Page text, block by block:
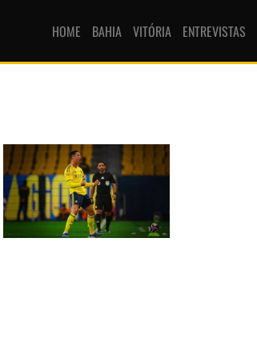
HOME BAHIA VITÓRIA ENTREVISTAS